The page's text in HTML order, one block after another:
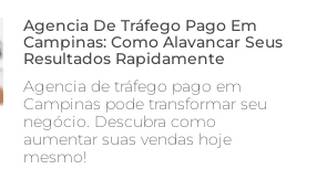
Agencia De Tráfego Pago Em
Campinas: Como Alavancar Seus
Resultados Rapidamente
Agencia de tráfego pago em
Campinas pode transformar seu
negócio. Descubra como
aumentar suas vendas hoje
mesmo!